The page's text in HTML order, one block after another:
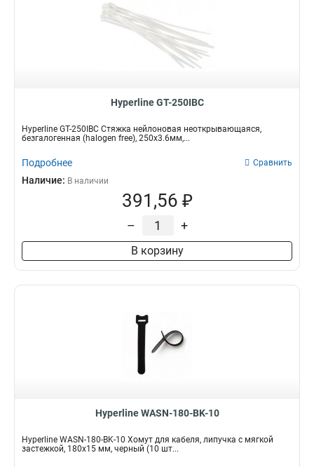
Hyperline GT-250IBC
Hyperline GT-250IBC Стяжка нейлоновая неоткрывающаяся,
безгалогенная (halogen free), 250x3.6мм,...
Подробнее Сравнить
Наличие: В наличии
391,56 ₽
– +
В корзину
Hyperline WASN-180-BK-10
Hyperline WASN-180-BK-10 Хомут для кабеля, липучка с мягкой
застежкой, 180x15 мм, черный (10 шт...